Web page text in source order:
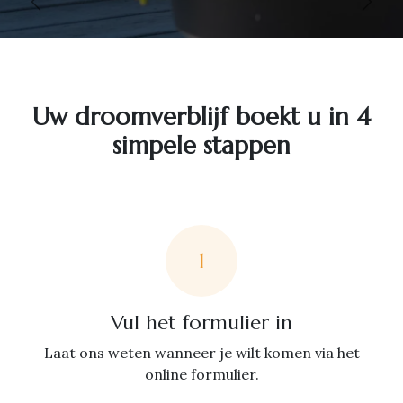
Vorige
Uw droomverblijf boekt u in 4
simpele stappen
1
Vul het formulier in
Laat ons weten wanneer je wilt komen via het
online formulier.